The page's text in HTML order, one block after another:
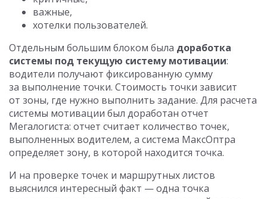
важные,
хотелки пользователей.
Отдельным большим блоком была доработка
системы под текущую систему мотивации:
водители получают фиксированную сумму
за выполнение точки. Стоимость точки зависит
от зоны, где нужно выполнить задание. Для расчета
системы мотивации был доработан отчет
Мегалогиста: отчет считает количество точек,
выполненных водителем, а система МаксОптра
определяет зону, в которой находится точка.
И на проверке точек и маршрутных листов
выяснился интересный факт — одна точка